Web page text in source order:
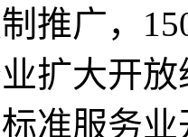
推广，
扩大开
准服务